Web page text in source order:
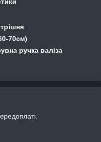
70см)
ручка валіза